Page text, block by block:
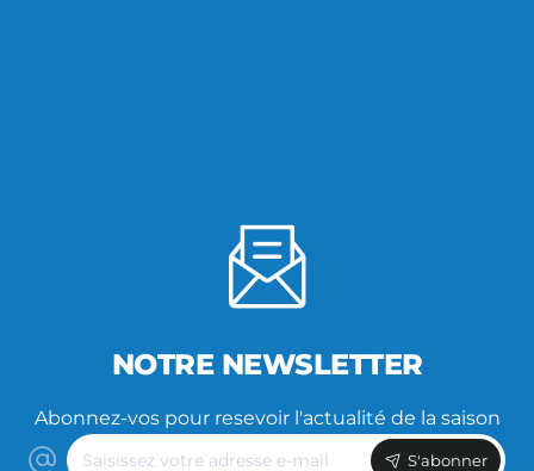
NOTRE NEWSLETTER
Abonnez-vos pour resevoir l'actualité de la saison
Saisissez
S'abonner